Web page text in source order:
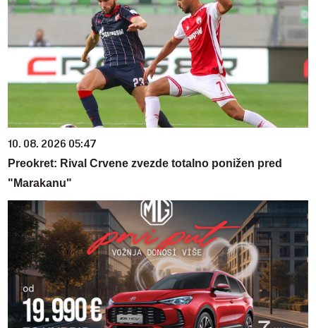
10. 08. 2026 05:47
Preokret: Rival Crvene zvezde totalno ponižen pred
"Marakanu"